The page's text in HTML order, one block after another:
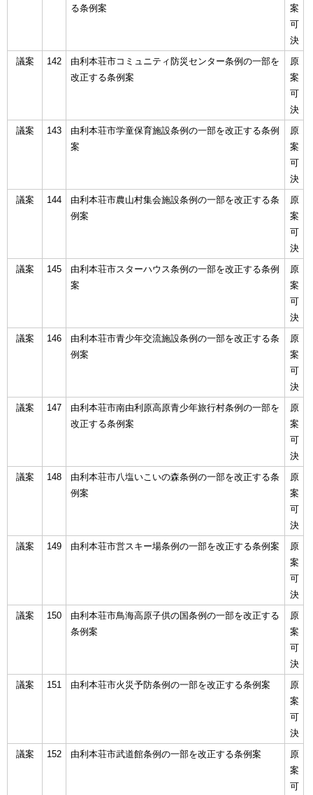
る条例案
案
可
決
議案
142
由利本荘市コミュニティ防災センター条例の一部を
改正する条例案
原
案
可
決
議案
143
由利本荘市学童保育施設条例の一部を改正する条例
案
原
案
可
決
議案
144
由利本荘市農山村集会施設条例の一部を改正する条
例案
原
案
可
決
議案
145
由利本荘市スターハウス条例の一部を改正する条例
案
原
案
可
決
議案
146
由利本荘市青少年交流施設条例の一部を改正する条
例案
原
案
可
決
議案
147
由利本荘市南由利原高原青少年旅行村条例の一部を
改正する条例案
原
案
可
決
議案
148
由利本荘市八塩いこいの森条例の一部を改正する条
例案
原
案
可
決
議案
149 由利本荘市営スキー場条例の一部を改正する条例案
原
案
可
決
議案
150
由利本荘市鳥海高原子供の国条例の一部を改正する
条例案
原
案
可
決
議案
151 由利本荘市火災予防条例の一部を改正する条例案
原
案
可
決
議案
152 由利本荘市武道館条例の一部を改正する条例案
原
案
可